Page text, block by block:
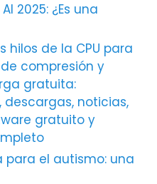
2025: ¿Es una
hilos de la CPU para
compresión y
gratuita:
descargas, noticias,
gratuito y
el autismo: una